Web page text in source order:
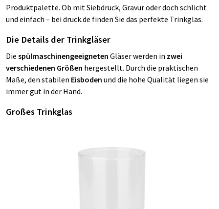
Produktpalette. Ob mit Siebdruck, Gravur oder doch schlicht
und einfach – bei druck.de finden Sie das perfekte Trinkglas.
Die Details der Trinkgläser
Die spülmaschinengeeigneten Gläser werden in zwei
verschiedenen Größen hergestellt. Durch die praktischen
Maße, den stabilen Eisboden und die hohe Qualität liegen sie
immer gut in der Hand.
Großes Trinkglas